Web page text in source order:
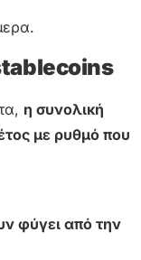
η συνολική
με ρυθμό που
φύγει από την